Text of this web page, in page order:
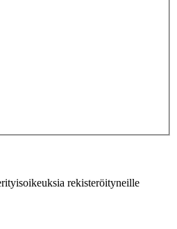
rekisteröityneille